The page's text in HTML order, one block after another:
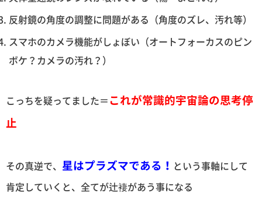
反射鏡の角度の調整に問題がある（角度のズレ、汚れ等）
スマホのカメラ機能がしょぼい（オートフォーカスのピン
ボケ？カメラの汚れ？）
こっちを疑ってました＝これが常識的宇宙論の思考停
止
その真逆で、 星はプラズマである！ という事軸にして
肯定していくと、全てが辻褄があう事になる